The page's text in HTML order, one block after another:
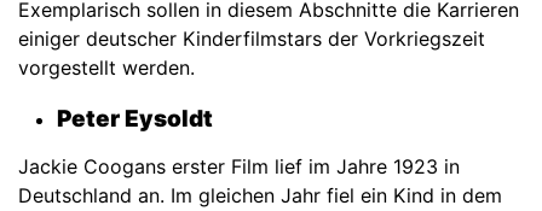
Exemplarisch sollen in diesem Abschnitte die Karrieren
einiger deutscher Kinderfilmstars der Vorkriegszeit
vorgestellt werden.
Peter Eysoldt
Jackie Coogans erster Film lief im Jahre 1923 in
Deutschland an. Im gleichen Jahr fiel ein Kind in dem